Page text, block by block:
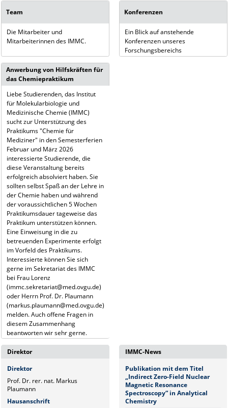
Team
Die Mitarbeiter und
Mitarbeiterinnen des IMMC.
Konferenzen
Ein Blick auf anstehende
Konferenzen unseres
Forschungsbereichs
Anwerbung von Hilfskräften für
das Chemiepraktikum
Liebe Studierenden, das Institut
für Molekularbiologie und
Medizinische Chemie (IMMC)
sucht zur Unterstützung des
Praktikums "Chemie für
Mediziner" in den Semesterferien
Februar und März 2026
interessierte Studierende, die
diese Veranstaltung bereits
erfolgreich absolviert haben. Sie
sollten selbst Spaß an der Lehre in
der Chemie haben und während
der voraussichtlichen 5 Wochen
Praktikumsdauer tageweise das
Praktikum unterstützen können.
Eine Einweisung in die zu
betreuenden Experimente erfolgt
im Vorfeld des Praktikums.
Interessierte können Sie sich
gerne im Sekretariat des IMMC
bei Frau Lorenz
(immc.sekretariat@med.ovgu.de)
oder Herrn Prof. Dr. Plaumann
(markus.plaumann@med.ovgu.de)
melden. Auch offene Fragen in
diesem Zusammenhang
beantworten wir sehr gerne.
Direktor
Direktor
Prof. Dr. rer. nat. Markus
Plaumann
Hausanschrift
IMMC-News
Publikation mit dem Titel
„Indirect Zero-Field Nuclear
Magnetic Resonance
Spectroscopy“ in Analytical
Chemistry